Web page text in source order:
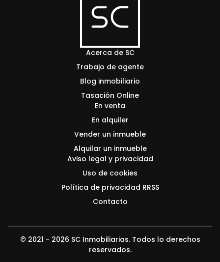
Acerca de SC
Trabajo de agente
Blog inmobiliario
Tasación Online
En venta
En alquiler
Vender un inmueble
Alquilar un inmueble
Aviso legal y privacidad
Uso de cookies
Política de privacidad RRSS
Contacto
© 2021 - 2026 SC Inmobiliarias. Todos lo derechos
reservados.